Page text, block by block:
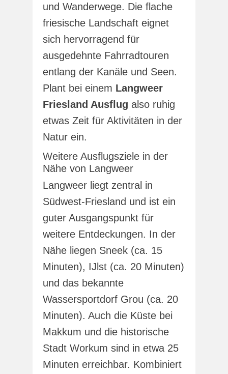
und Wanderwege. Die flache
friesische Landschaft eignet
sich hervorragend für
ausgedehnte Fahrradtouren
entlang der Kanäle und Seen.
Plant bei einem Langweer
Friesland Ausflug also ruhig
etwas Zeit für Aktivitäten in der
Natur ein.
Weitere Ausflugsziele in der
Nähe von Langweer
Langweer liegt zentral in
Südwest-Friesland und ist ein
guter Ausgangspunkt für
weitere Entdeckungen. In der
Nähe liegen Sneek (ca. 15
Minuten), IJlst (ca. 20 Minuten)
und das bekannte
Wassersportdorf Grou (ca. 20
Minuten). Auch die Küste bei
Makkum und die historische
Stadt Workum sind in etwa 25
Minuten erreichbar. Kombiniert